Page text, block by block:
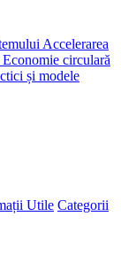
Accelerarea
Economie circulară
și modele
Utile Categorii